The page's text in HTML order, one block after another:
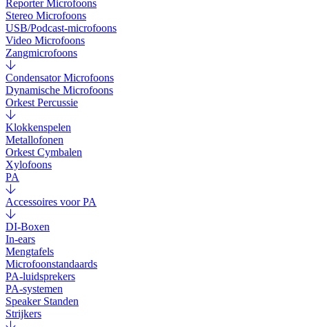
Reporter Microfoons
Stereo Microfoons
USB/Podcast-microfoons
Video Microfoons
Zangmicrofoons
Condensator Microfoons
Dynamische Microfoons
Orkest Percussie
Klokkenspelen
Metallofonen
Orkest Cymbalen
Xylofoons
PA
Accessoires voor PA
DI-Boxen
In-ears
Mengtafels
Microfoonstandaards
PA-luidsprekers
PA-systemen
Speaker Standen
Strijkers